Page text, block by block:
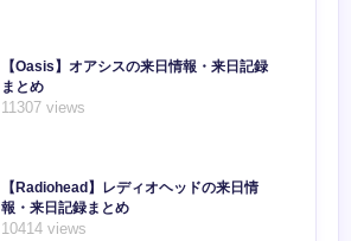
【Oasis】オアシスの来日情報・来日記録
まとめ
11307 views
【Radiohead】レディオヘッドの来日情
報・来日記録まとめ
10414 views